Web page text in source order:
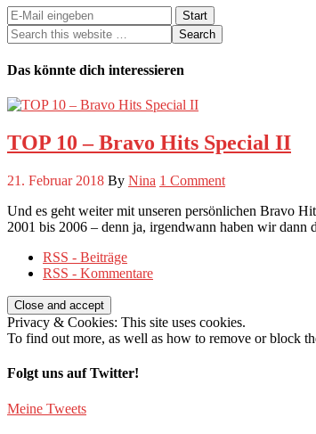
Das könnte dich interessieren
TOP 10 – Bravo Hits Special II
21. Februar 2018 By Nina 1 Comment
Und es geht weiter mit unseren persönlichen Bravo
2001 bis 2006 – denn ja, irgendwann haben wir
RSS - Beiträge
RSS - Kommentare
Privacy & Cookies: This site uses cookies.
To find out more, as well as how to remove or block
Folgt uns auf Twitter!
Meine Tweets